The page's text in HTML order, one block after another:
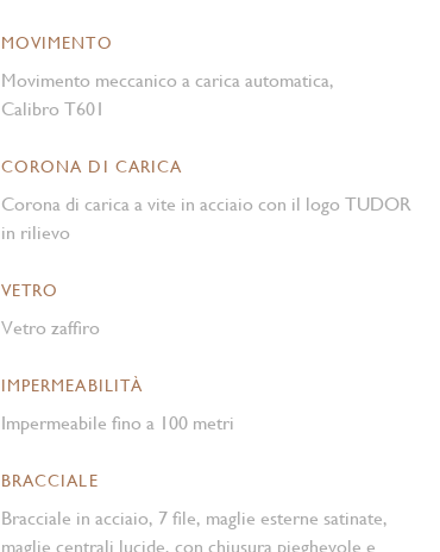
MOVIMENTO
Movimento meccanico a carica automatica,
Calibro T601
CORONA DI CARICA
Corona di carica a vite in acciaio con il logo TUDOR
in rilievo
VETRO
Vetro zaffiro
IMPERMEABILITÀ
Impermeabile fino a 100 metri
BRACCIALE
Bracciale in acciaio, 7 file, maglie esterne satinate,
maglie centrali lucide, con chiusura pieghevole e